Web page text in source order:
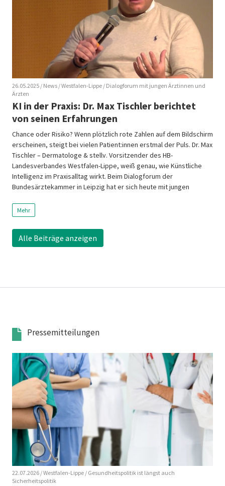
26.05.2025 / News / Westfalen-Lippe / Dialogforum mit jungen Ärztinnen und
Ärzten
KI in der Praxis: Dr. Max Tischler berichtet
von seinen Erfahrungen
Chance oder Risiko? Wenn plötzlich rote Zahlen auf dem Bildschirm
erscheinen, steigt bei vielen Patient:innen erstmal der Puls. Dr. Max
Tischler – Dermatologe & stellv. Vorsitzender des HB-
Landesverbandes Westfalen-Lippe, weiß genau, wie Künstliche
Intelligenz im Praxisalltag wirkt. Beim Dialogforum der
Bundesärztekammer in Leipzig hat er sich heute mit jungen
Mehr
Alle Beiträge anzeigen
Pressemitteilungen
22.07.2026 / Westfalen-Lippe / Gesundheitspolitik ist längst auch
Sicherheitspolitik